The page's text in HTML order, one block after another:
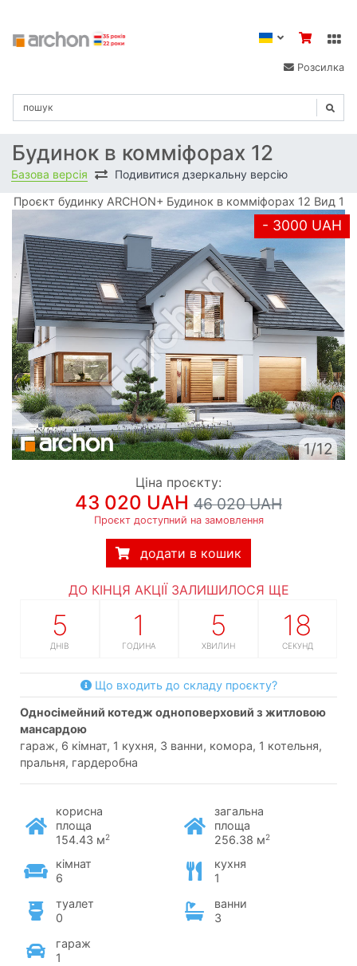
Розсилка
Будинок в комміфорах 12
Базова версія Подивитися дзеркальну версію
Проєкт будинку ARCHON+ Будинок в комміфорах 12 Вид 1
- 3000 UAH
1/12
Ціна проєкту:
43 020 UAH 46 020 UAH
Проєкт доступний на замовлення
додати в кошик
ДО КІНЦЯ АКЦІЇ ЗАЛИШИЛОСЯ ЩЕ
5
ДНІВ
1
ГОДИНА
5
ХВИЛИН
17
СЕКУНД
Що входить до складу проєкту?
односімейний котедж одноповерховий з житловою
мансардою
гараж, 6 кімнат, 1 кухня, 3 ванни, комора, 1 котельня,
пральня, гардеробна
корисна
площа
154.43 м2
загальна
площа
256.38 м2
кімнат
6
кухня
1
туалет
0
ванни
3
гараж
1